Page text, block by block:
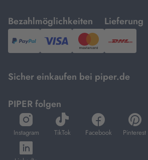
Bezahlmöglichkeiten
mit
PayPal,Visa
und
Lieferung
mit
DHL.
Sicher einkaufen bei piper.de
PIPER folgen
Instagram
öffnet
in
neuem
Tab
TikTok
öffnet
in
Facebook
öffnet
in
Pinterest
öffnet
in
öffnet
in